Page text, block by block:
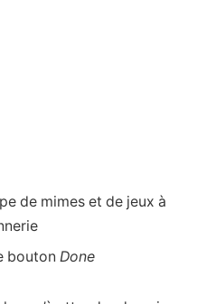
de mimes et de jeux à
bouton Done